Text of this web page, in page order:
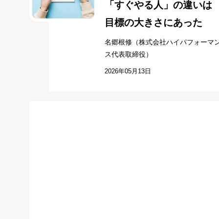
「すぐやる人」の違いは
目標の大きさにあった
名郷根修（株式会社ハイパフォーマ
ス代表取締役）
2026年05月13日